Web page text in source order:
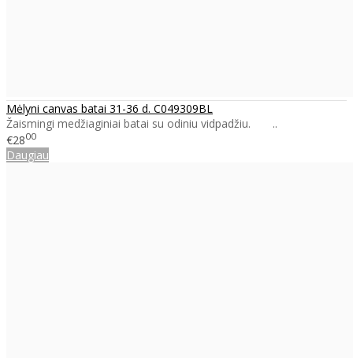
Mėlyni canvas batai 31-36 d. C049309BL
Žaismingi medžiaginiai batai su odiniu vidpadžiu. ..
€2800
Daugiau